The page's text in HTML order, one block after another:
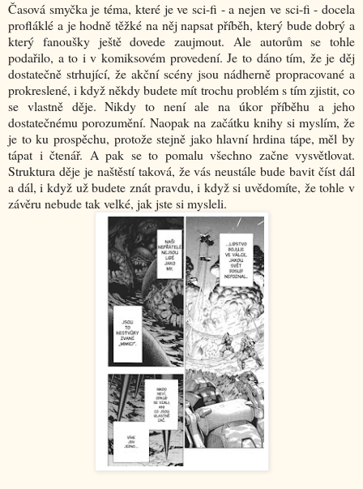
Časová smyčka je téma, které je ve sci-fi - a nejen ve sci-fi - docela
profláklé a je hodně těžké na něj napsat příběh, který bude dobrý a
který fanoušky ještě dovede zaujmout. Ale autorům se tohle
podařilo, a to i v komiksovém provedení. Je to dáno tím, že je děj
dostatečně strhující, že akční scény jsou nádherně propracované a
prokreslené, i když někdy budete mít trochu problém s tím zjistit, co
se vlastně děje. Nikdy to není ale na úkor příběhu a jeho
dostatečnému porozumění. Naopak na začátku knihy si myslím, že
je to ku prospěchu, protože stejně jako hlavní hrdina tápe, měl by
tápat i čtenář. A pak se to pomalu všechno začne vysvětlovat.
Struktura děje je naštěstí taková, že vás neustále bude bavit číst dál
a dál, i když už budete znát pravdu, i když si uvědomíte, že tohle v
závěru nebude tak velké, jak jste si mysleli.